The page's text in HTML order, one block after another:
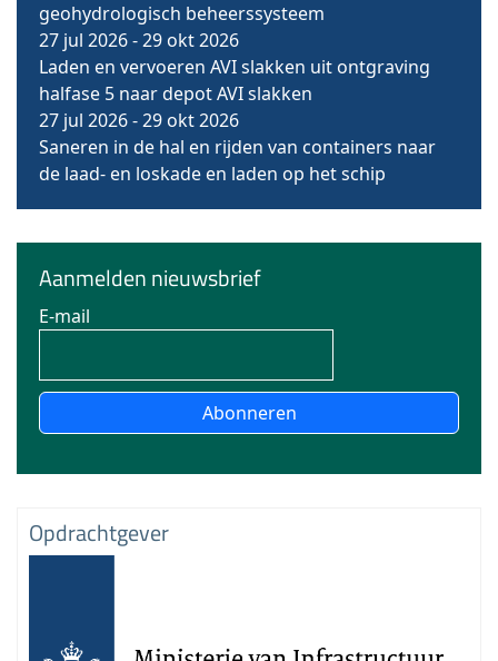
geohydrologisch beheerssysteem
27 jul 2026-29 okt 2026
Laden en vervoeren AVI slakken uit ontgraving
halfase 5 naar depot AVI slakken
27 jul 2026-29 okt 2026
Saneren in de hal en rijden van containers naar
de laad- en loskade en laden op het schip
Aanmelden nieuwsbrief
E-mail
Abonneren
Opdrachtgever